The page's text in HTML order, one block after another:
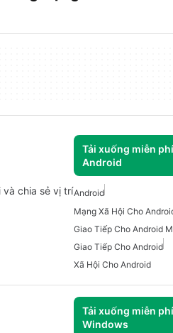
Tải xuống miễn
Android
chia sẻ vị tríAndroid
Mạng Xã Hội Cho
Giao Tiếp Cho Android
Giao Tiếp Cho Android
Xã Hội Cho Android
Tải xuống miễn
Windows